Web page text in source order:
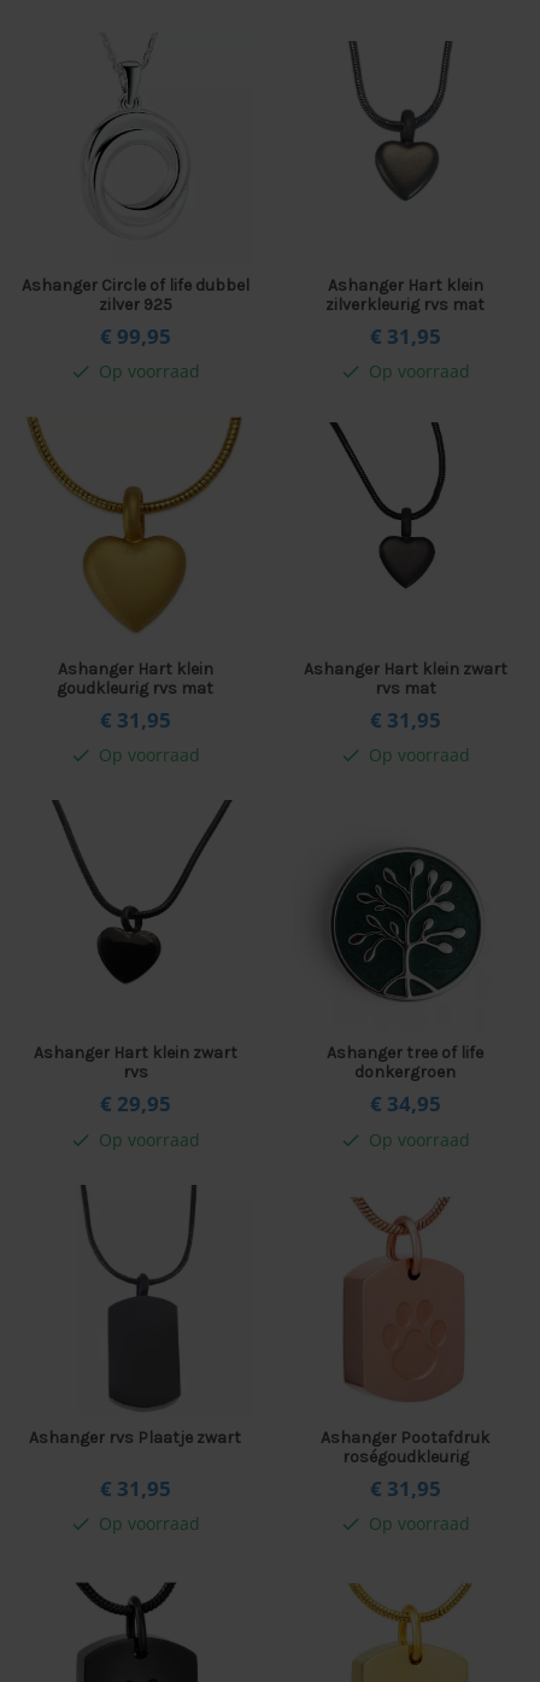
Ashanger Circle of life dubbel
zilver 925
€ 99,95
check Op voorraad
Ashanger Hart klein
zilverkleurig rvs mat
€ 31,95
check Op voorraad
Ashanger Hart klein
goudkleurig rvs mat
€ 31,95
check Op voorraad
Ashanger Hart klein zwart
rvs mat
€ 31,95
check Op voorraad
Ashanger Hart klein zwart
rvs
€ 29,95
check Op voorraad
Ashanger tree of life
donkergroen
€ 34,95
check Op voorraad
Ashanger rvs Plaatje zwart
€ 31,95
check Op voorraad
Ashanger Pootafdruk
roségoudkleurig
€ 31,95
check Op voorraad